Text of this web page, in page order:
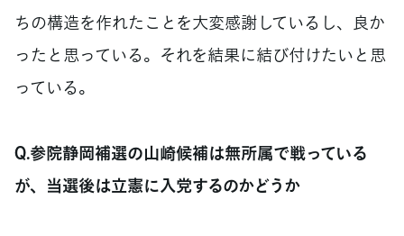
ちの構造を作れたことを大変感謝しているし、良か
ったと思っている。それを結果に結び付けたいと思
っている。
Q.参院静岡補選の山崎候補は無所属で戦っている
が、当選後は立憲に入党するのかどうか